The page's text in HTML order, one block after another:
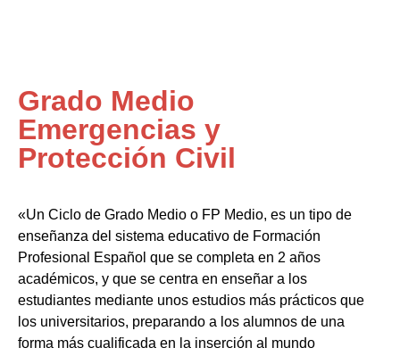
Grado Medio
Emergencias y
Protección Civil
«Un Ciclo de Grado Medio o FP Medio, es un tipo de
enseñanza del sistema educativo de Formación
Profesional Español que se completa en 2 años
académicos, y que se centra en enseñar a los
estudiantes mediante unos estudios más prácticos que
los universitarios, preparando a los alumnos de una
forma más cualificada en la inserción al mundo